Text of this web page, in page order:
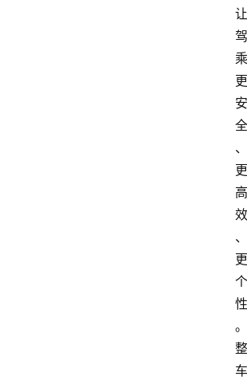
让
驾
乘
更
安
全
、
更
高
效
、
更
个
性
。
整
车